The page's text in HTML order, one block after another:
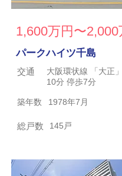
1,600万円〜2,000
パークハイツ千島
交通
大阪環状線 「大正
10分 停歩7分
築年数 1978年7月
総戸数 145戸